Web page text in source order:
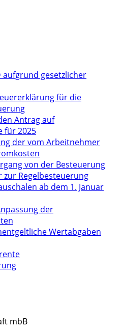
aufgrund gesetzlicher
für die
Antrag auf
für 2025
der vom Arbeitnehmer
von der Besteuerung
Regelbesteuerung
ab dem 1. Januar
der
Wertabgaben
mbB